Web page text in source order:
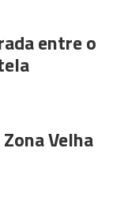
entre o
Velha